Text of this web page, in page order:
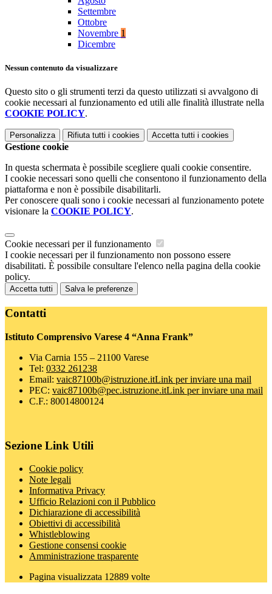
Settembre
Ottobre
Novembre 1
Dicembre
Nessun contenuto da visualizzare
Questo sito o gli strumenti terzi da questo utilizzati si avvalgono di
cookie necessari al funzionamento ed utili alle finalità illustrate nella
COOKIE POLICY.
Personalizza Rifiuta tutti i cookies Accetta tutti i cookies
Gestione cookie
In questa schermata è possibile scegliere quali cookie consentire.
I cookie necessari sono quelli che consentono il funzionamento della
piattaforma e non è possibile disabilitarli.
Per conoscere quali sono i cookie necessari al funzionamento potete
visionare la COOKIE POLICY.
Cookie necessari per il funzionamento
I cookie necessari per il funzionamento non possono essere
disabilitati. È possibile consultare l'elenco nella pagina della cookie
policy.
Accetta tutti Salva le preferenze
Contatti
Istituto Comprensivo Varese 4 “Anna Frank”
Via Carnia 155 – 21100 Varese
Tel: 0332 261238
Email: vaic87100b@istruzione.itLink per inviare una mail
PEC: vaic87100b@pec.istruzione.itLink per inviare una mail
C.F.: 80014800124
Sezione Link Utili
Cookie policy
Note legali
Informativa Privacy
Ufficio Relazioni con il Pubblico
Dichiarazione di accessibilità
Obiettivi di accessibilità
Whistleblowing
Gestione consensi cookie
Amministrazione trasparente
Pagina visualizzata 12889 volte